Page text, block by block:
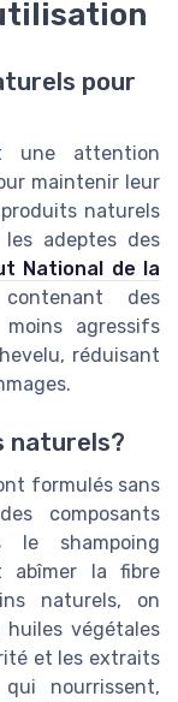
pour
une attention
maintenir leur
naturels
adeptes des
National de la
des
agressifs
réduisant
naturels?
formulés sans
composants
le shampoing
abîmer la fibre
naturels, on
huiles végétales
et les extraits
nourrissent,